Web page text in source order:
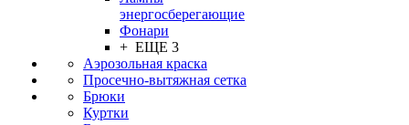
энергосберегающие
Фонари
+ ЕЩЕ 3
Аэрозольная краска
Просечно-вытяжная сетка
Брюки
Куртки